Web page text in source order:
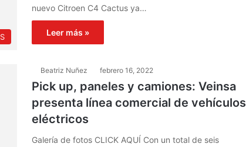
nuevo Citroen C4 Cactus ya…
Leer más »
Beatriz Nuñez febrero 16, 2022
Pick up, paneles y camiones: Veinsa
presenta línea comercial de vehículos
eléctricos
Galería de fotos CLICK AQUÍ Con un total de seis